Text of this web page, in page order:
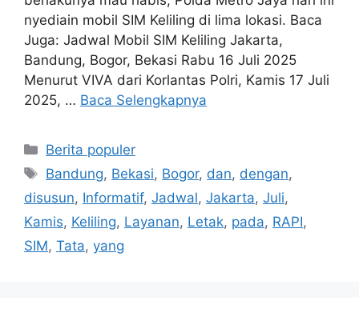
nyediain mobil SIM Keliling di lima lokasi. Baca
Juga: Jadwal Mobil SIM Keliling Jakarta,
Bandung, Bogor, Bekasi Rabu 16 Juli 2025
Menurut VIVA dari Korlantas Polri, Kamis 17 Juli
2025, … Baca Selengkapnya
Kategori
Berita populer
Tag
Bandung, Bekasi, Bogor, dan, dengan,
disusun, Informatif, Jadwal, Jakarta, Juli,
Kamis, Keliling, Layanan, Letak, pada, RAPI,
SIM, Tata, yang